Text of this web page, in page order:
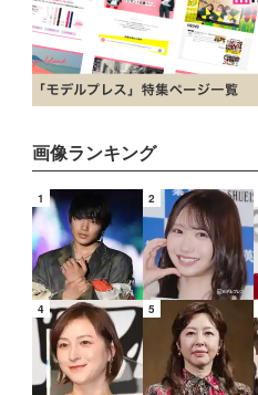
画像ランキング
1 2
4 5